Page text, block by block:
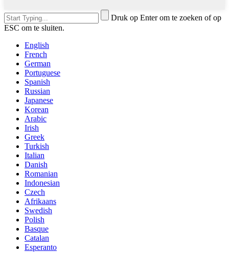
Druk op Enter om te zoeken of op
ESC om te sluiten.
English
French
German
Portuguese
Spanish
Russian
Japanese
Korean
Arabic
Irish
Greek
Turkish
Italian
Danish
Romanian
Indonesian
Czech
Afrikaans
Swedish
Polish
Basque
Catalan
Esperanto